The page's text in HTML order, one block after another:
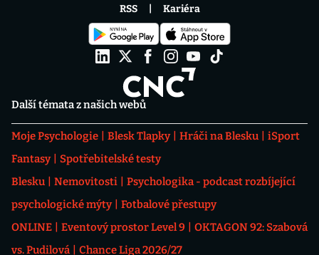
Další témata z našich webů
Moje Psychologie Blesk Tlapky Hráči na Blesku
iSport
Fantasy
Spotřebitelské testy
Blesku
Nemovitosti
Psychologika - podcast rozbíjející
psychologické mýty
Fotbalové přestupy
ONLINE
Eventový prostor Level 9
OKTAGON 92: Szabová
vs. Pudilová
Chance Liga 2026/27
RSS Kariéra